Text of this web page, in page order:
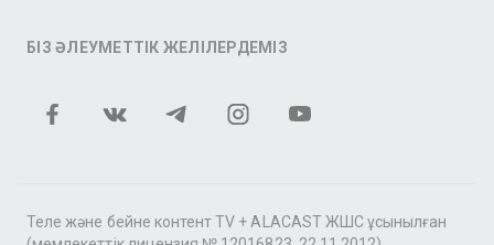
БІЗ ӘЛЕУМЕТТІК ЖЕЛІЛЕРДЕМІЗ
Теле және бейне контент TV + ALACAST ЖШС ұсынылған